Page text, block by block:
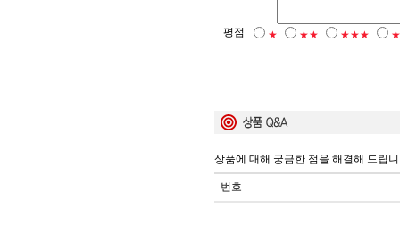
평점 ★ ★★ ★★★
상품에 대해 궁금한 점을 해결해 드립
번호